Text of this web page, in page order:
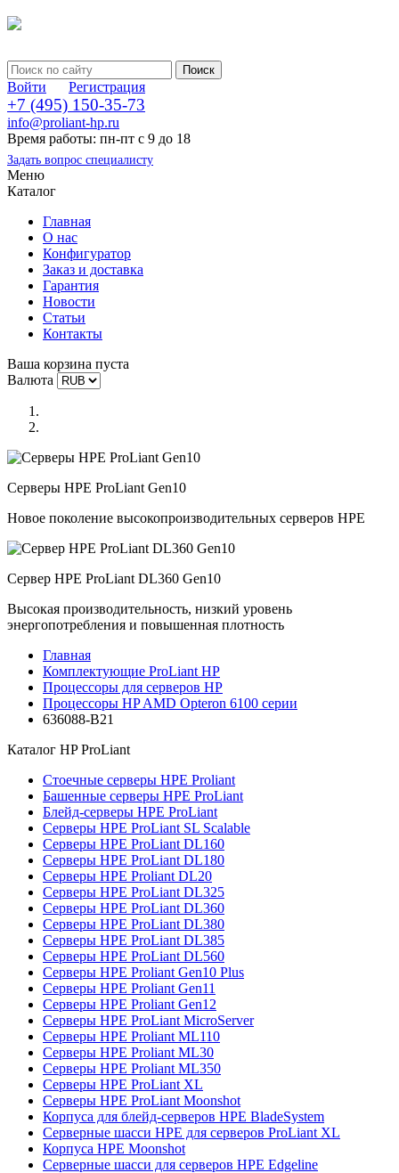
Войти Регистрация
+7 (495) 150-35-73
info@proliant-hp.ru
Время работы: пн-пт с 9 до 18
Задать вопрос специалисту
Меню
Каталог
Главная
О нас
Конфигуратор
Заказ и доставка
Гарантия
Новости
Статьи
Контакты
Ваша корзина пуста
Валюта
Серверы HPE ProLiant Gen10
Новое поколение высокопроизводительных серверов HPE
Сервер HPE ProLiant DL360 Gen10
Высокая производительность, низкий уровень
энергопотребления и повышенная плотность
Главная
Комплектующие ProLiant HP
Процессоры для серверов HP
Процессоры HP AMD Opteron 6100 серии
636088-B21
Каталог HP ProLiant
Стоечные серверы HPE Proliant
Башенные серверы HPE ProLiant
Блейд-серверы HPE ProLiant
Серверы HPE ProLiant SL Scalable
Серверы HPE ProLiant DL160
Серверы HPE ProLiant DL180
Серверы HPE Proliant DL20
Серверы HPE ProLiant DL325
Серверы HPE ProLiant DL360
Серверы HPE ProLiant DL380
Серверы HPE ProLiant DL385
Серверы HPE ProLiant DL560
Серверы HPE Proliant Gen10 Plus
Серверы HPE Proliant Gen11
Серверы HPE Proliant Gen12
Серверы HPE ProLiant MicroServer
Серверы HPE Proliant ML110
Серверы HPE Proliant ML30
Серверы HPE Proliant ML350
Серверы HPE ProLiant XL
Серверы HPE ProLiant Moonshot
Корпуса для блейд-серверов HPE BladeSystem
Серверные шасси HPE для серверов ProLiant XL
Корпуса HPE Moonshot
Серверные шасси для серверов HPE Edgeline